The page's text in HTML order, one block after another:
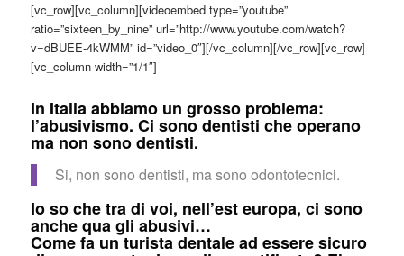
[vc_row][vc_column][videoembed type=”youtube”
ratio=”sixteen_by_nine” url=”http://www.youtube.com/watch?
v=dBUEE-4kWMM” id=”video_0″][/vc_column][/vc_row][vc_row]
[vc_column width=”1/1″]
In Italia abbiamo un grosso problema:
l’abusivismo. Ci sono dentisti che operano
ma non sono dentisti.
Si, non sono dentisti, ma sono odontotecnici.
Io so che tra di voi, nell’est europa, ci sono
anche qua gli abusivi…
Come fa un turista dentale ad essere sicuro